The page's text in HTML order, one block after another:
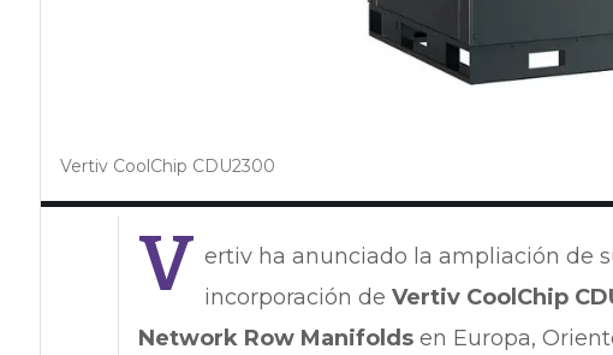
Vertiv CoolChip CDU2300
V ertiv ha anunciado la ampliación de
incorporación de Vertiv CoolChip
Network Row Manifolds en Europa,